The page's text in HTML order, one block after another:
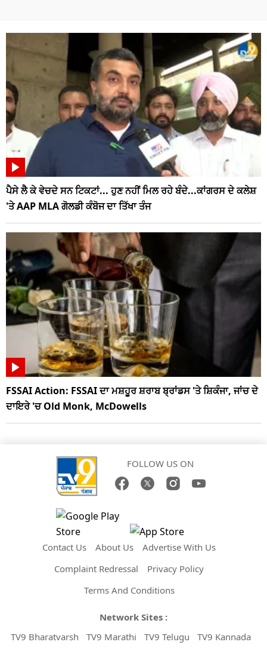
ਪੈਸੇ ਲੈ ਕੇ ਵੇਚਦੇ ਸਨ ਟਿਕਟਾਂ... ਹੁਣ ਨਹੀਂ ਮਿਲ ਰਹੇ ਬੰਦੇ...ਕਾਂਗਰਸ ਦੇ ਕਲੇਸ਼
'ਤੇ AAP MLA ਗੋਲਡੀ ਕੰਬੋਜ ਦਾ ਤਿੱਖਾ ਤੰਜ
FSSAI Action: FSSAI ਦਾ ਮਸ਼ਹੂਰ ਸ਼ਰਾਬ ਬ੍ਰਾਂਡਸ 'ਤੇ ਸ਼ਿਕੰਜਾ, ਜਾਂਚ ਦੇ
ਦਾਇਰੇ 'ਚ Old Monk, McDowells
FOLLOW US ON
Contact Us About Us
Advertise With Us
Complaint Redressal
Privacy Policy
Terms And Conditions
Network Sites :
TV9 Bharatvarsh
TV9 Marathi TV9 Telugu TV9 Kannada